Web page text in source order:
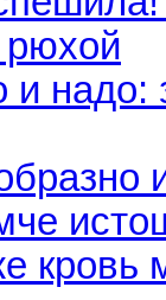
рюхой
и надо:
кровь